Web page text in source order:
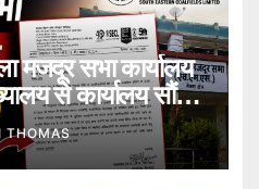
मजदूर सभा कार्यालय
से कार्यालय सौंपने
THOMAS